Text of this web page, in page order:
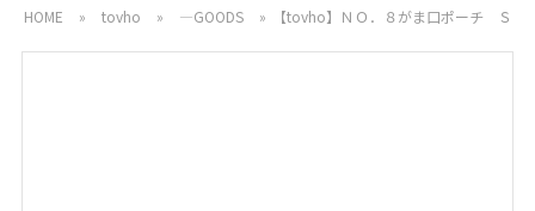
HOME » tovho » ―GOODS » 【tovho】ＮＯ．８がま口ポーチ Ｓ